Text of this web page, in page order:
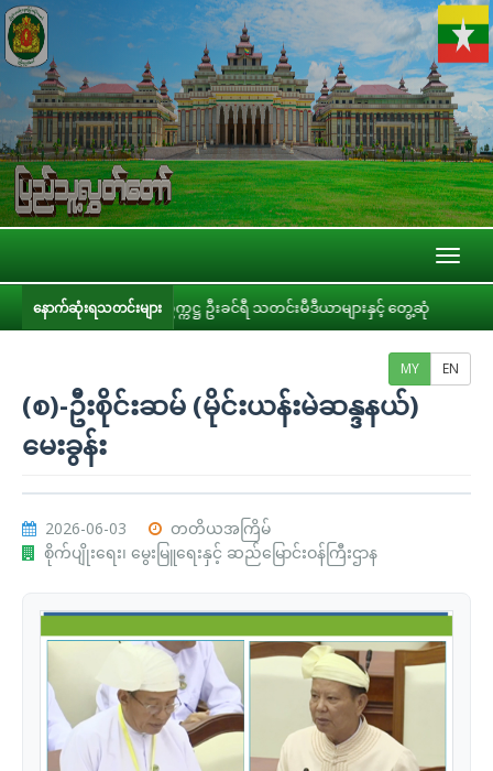
နောက်ဆုံးရသတင်းများ
တ်တော်ဥက္ကဋ္ဌ ဦးခင်ရီ သတင်းမီဒီယာများနှင့် တွေ့ဆုံ ပြည်သူ့လွှတ်တော်
MY EN
(စ)-ဦးစိုင်းဆမ် (မိုင်းယန်းမဲဆန္ဒနယ်)
မေးခွန်း
2026-06-03
တတိယအကြိမ်
စိုက်ပျိုးရေး၊ မွေးမြူရေးနှင့် ဆည်မြောင်းဝန်ကြီးဌာန